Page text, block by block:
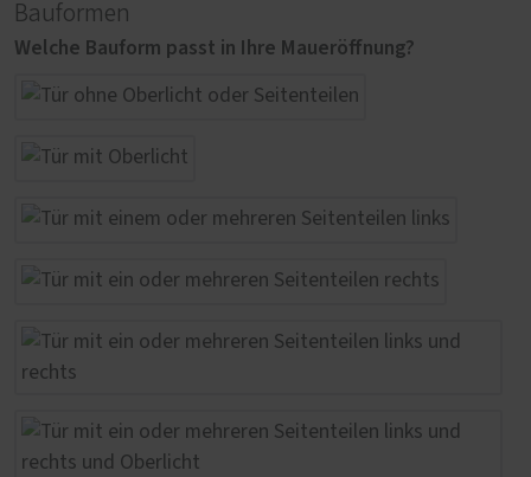
Bauformen
Welche Bauform passt in Ihre Maueröffnung?